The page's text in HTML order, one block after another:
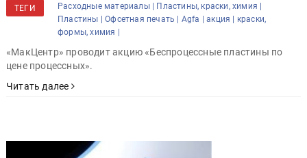
ТЕГИ Расходные материалы | Пластины, краски, химия |
Пластины | Офсетная печать | Agfa | акция | краски,
формы, химия |
«МакЦентр» проводит акцию «Беспроцессные пластины по
цене процессных».
Читать далее